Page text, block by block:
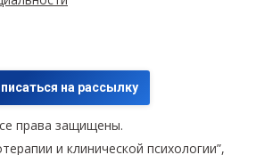
на рассылку
права защищены.
и клинической психологии”,